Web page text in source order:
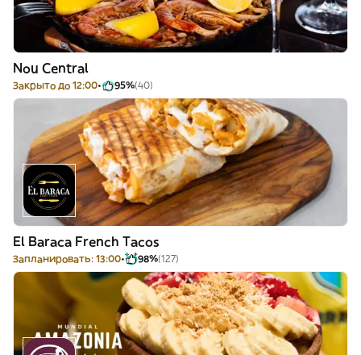
Nou Central
Закрыто до 12:00 95%(40)
El Baraca French Tacos
Запланировать: 13:00 98%(127)